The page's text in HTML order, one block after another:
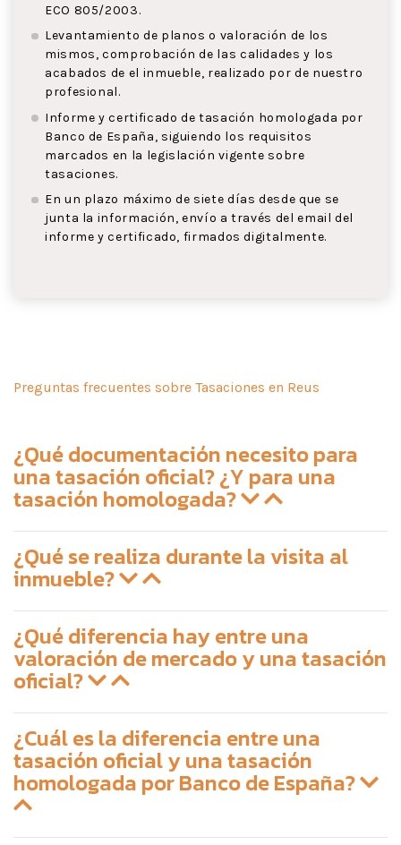
ECO 805/2003.
Levantamiento de planos o valoración de los
mismos, comprobación de las calidades y los
acabados de el inmueble, realizado por de nuestro
profesional.
Informe y certificado de tasación homologada por
Banco de España, siguiendo los requisitos
marcados en la legislación vigente sobre
tasaciones.
En un plazo máximo de siete días desde que se
junta la información, envío a través del email del
informe y certificado, firmados digitalmente.
Preguntas frecuentes sobre Tasaciones en Reus
¿Qué documentación necesito para
una tasación oficial? ¿Y para una
tasación homologada?
¿Qué se realiza durante la visita al
inmueble?
¿Qué diferencia hay entre una
valoración de mercado y una tasación
oficial?
¿Cuál es la diferencia entre una
tasación oficial y una tasación
homologada por Banco de España?